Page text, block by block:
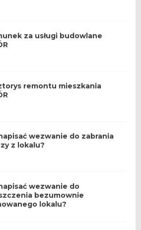
za usługi budowlane
remontu mieszkania
wezwanie do zabrania
z lokalu?
wezwanie do
bezumownie
lokalu?